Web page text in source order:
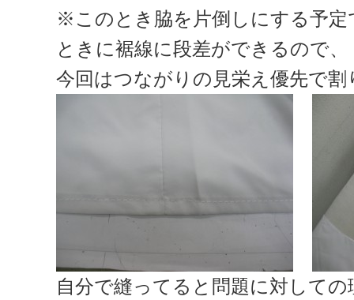
※このとき脇を片倒しにする予
ときに裾線に段差ができるので、
今回はつながりの見栄え優先で
自分で縫ってると問題に対して